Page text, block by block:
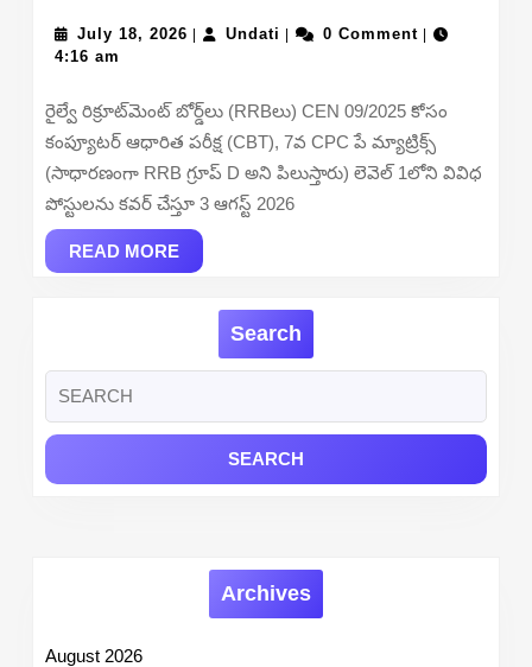
D
Date
2026
–
CEN
09/2025
Level
Schedule
Released
July 18, 2026 July
| Undati Undati
| 0 Comment |
4:16 am
రైల్వే రిక్రూట్‌మెంట్ బోర్డ్‌లు (RRBలు) CEN 09/2025 కోసం
కంప్యూటర్ ఆధారిత పరీక్ష (CBT), 7వ CPC పే మ్యాట్రిక్స్
(సాధారణంగా RRB గ్రూప్ D అని పిలుస్తారు) లెవెల్ 1లోని వివిధ
పోస్టులను కవర్ చేస్తూ 3 ఆగస్ట్ 2026
READ MOREREAD
MORE
Search
for:
Archives
August 2026